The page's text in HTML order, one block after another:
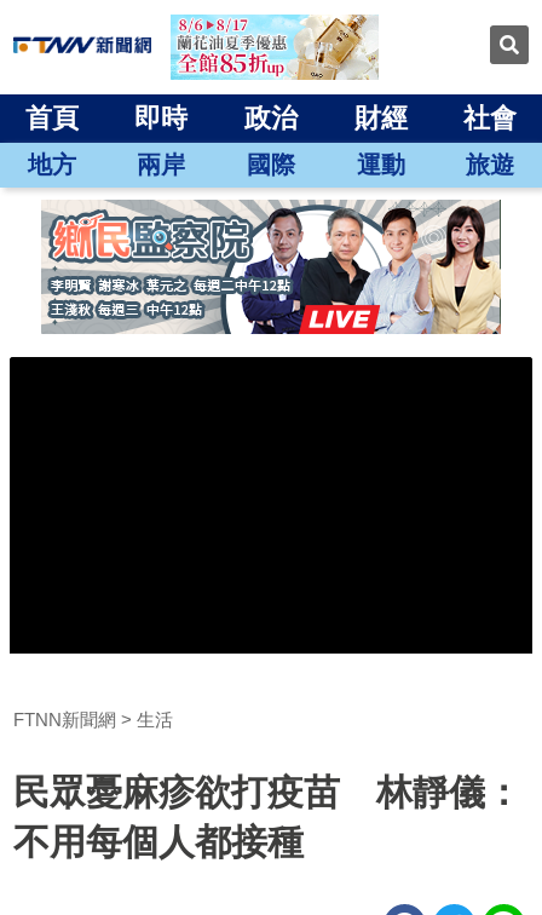
首頁 即時 政治 財經 社會
地方 兩岸 國際 運動 旅遊
FTNN新聞網 生活
民眾憂麻疹欲打疫苗 林靜儀：
不用每個人都接種